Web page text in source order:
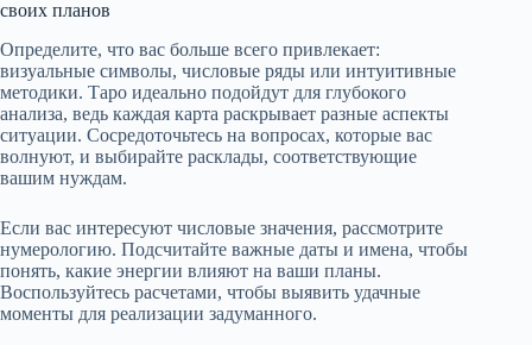
своих планов
Определите, что вас больше всего привлекает:
визуальные символы, числовые ряды или интуитивные
методики. Таро идеально подойдут для глубокого
анализа, ведь каждая карта раскрывает разные аспекты
ситуации. Сосредоточьтесь на вопросах, которые вас
волнуют, и выбирайте расклады, соответствующие
вашим нуждам.
Если вас интересуют числовые значения, рассмотрите
нумерологию. Подсчитайте важные даты и имена, чтобы
понять, какие энергии влияют на ваши планы.
Воспользуйтесь расчетами, чтобы выявить удачные
моменты для реализации задуманного.